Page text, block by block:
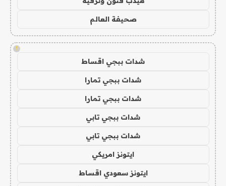
صحيفة العالم
!
شدات ببجي اقساط
شدات ببجي تمارا
شدات ببجي تمارا
شدات ببجي تابي
شدات ببجي تابي
ايتونز امريكي
ايتونز سعودي اقساط